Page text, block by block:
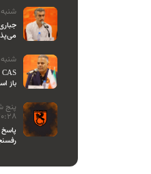
شنبه 10 مرداد 1405 08:39
شنبه 10 مرداد 1405 08:36
باز